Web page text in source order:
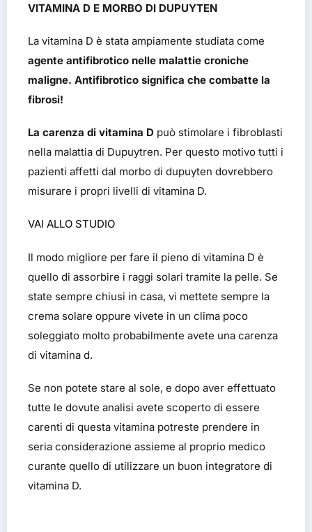
VITAMINA D E MORBO DI DUPUYTEN
La vitamina D è stata ampiamente studiata come
agente antifibrotico nelle malattie croniche
maligne. Antifibrotico significa che combatte la
fibrosi!
La carenza di vitamina D può stimolare i fibroblasti
nella malattia di Dupuytren. Per questo motivo tutti i
pazienti affetti dal morbo di dupuyten dovrebbero
misurare i propri livelli di vitamina D.
VAI ALLO STUDIO
Il modo migliore per fare il pieno di vitamina D è
quello di assorbire i raggi solari tramite la pelle. Se
state sempre chiusi in casa, vi mettete sempre la
crema solare oppure vivete in un clima poco
soleggiato molto probabilmente avete una carenza
di vitamina d.
Se non potete stare al sole, e dopo aver effettuato
tutte le dovute analisi avete scoperto di essere
carenti di questa vitamina potreste prendere in
seria considerazione assieme al proprio medico
curante quello di utilizzare un buon integratore di
vitamina D.